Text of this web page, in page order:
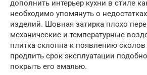
дополнить интерьер кухни в стиле
необходимо упомянуть о
изделий. Шовная затирка плохо
механические и температурные
плитка склонна к появлению
продлить срок эксплуатации
покрыть его эмалью.